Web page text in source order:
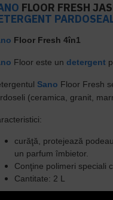
FLOOR FRESH
Floor Fresh 4în1
Floor este undetergent
Sano Floor Fresh
(ceramica, granit,
curăţă, protejează
un parfum îmbietor.
Conţine polimeri speciali
Cantitate: 2 L